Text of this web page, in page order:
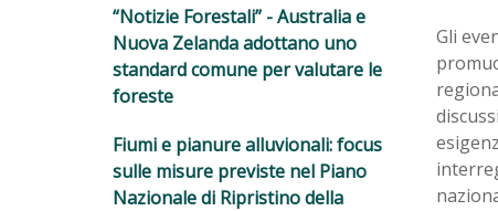
“Notizie Forestali” - Australia e
Nuova Zelanda adottano uno
standard comune per valutare le
foreste
Fiumi e pianure alluvionali: focus
sulle misure previste nel Piano
Nazionale di Ripristino della
Gli